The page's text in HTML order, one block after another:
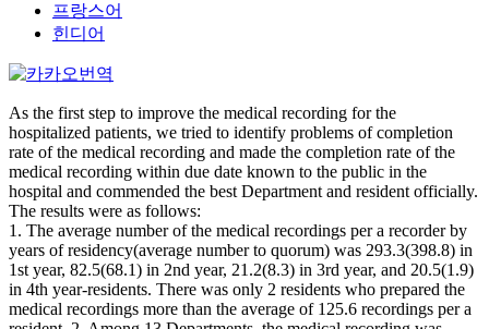
프랑스어
힌디어
As the first step to improve the medical recording for the
hospitalized patients, we tried to identify problems of completion
rate of the medical recording and made the completion rate of the
medical recording within due date known to the public in the
hospital and commended the best Department and resident officially.
The results were as follows:
1. The average number of the medical recordings per a recorder by
years of residency(average number to quorum) was 293.3(398.8) in
1st year, 82.5(68.1) in 2nd year, 21.2(8.3) in 3rd year, and 20.5(1.9)
in 4th year-residents. There was only 2 residents who prepared the
medical recordings more than the average of 125.6 recordings per a